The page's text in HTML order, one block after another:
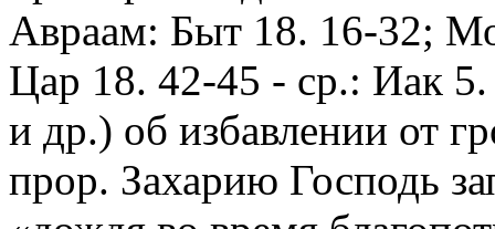
Авраам: Быт 18. 16-32;
Цар 18. 42-45 - ср.: Иак
и др.) об избавлении от
прор. Захарию Господь